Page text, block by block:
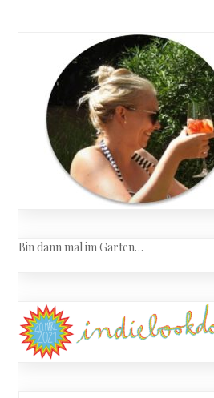
navigation
Bin dann mal im Garten…